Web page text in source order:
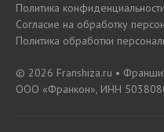
Политика конфиденциальности
Согласие на обработку
Политика обработки
© 2026 Franshiza.ru •
ООО «Франкон», ИНН